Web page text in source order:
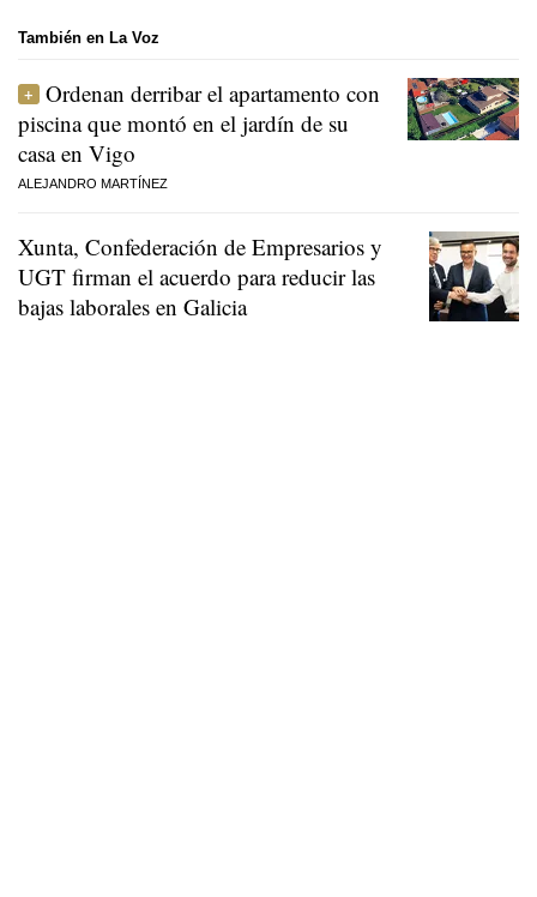
También en La Voz
Ordenan derribar el apartamento con
piscina que montó en el jardín de su
casa en Vigo
ALEJANDRO MARTÍNEZ
Xunta, Confederación de Empresarios y
UGT firman el acuerdo para reducir las
bajas laborales en Galicia